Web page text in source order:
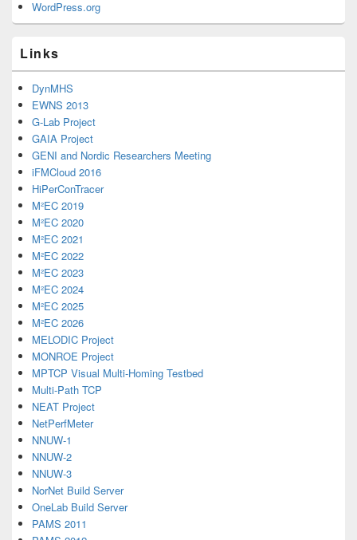
WordPress.org
Links
DynMHS
EWNS 2013
G-Lab Project
GAIA Project
GENI and Nordic Researchers Meeting
iFMCloud 2016
HiPerConTracer
M²EC 2019
M²EC 2020
M²EC 2021
M²EC 2022
M²EC 2023
M²EC 2024
M²EC 2025
M²EC 2026
MELODIC Project
MONROE Project
MPTCP Visual Multi-Homing Testbed
Multi-Path TCP
NEAT Project
NetPerfMeter
NNUW-1
NNUW-2
NNUW-3
NorNet Build Server
OneLab Build Server
PAMS 2011